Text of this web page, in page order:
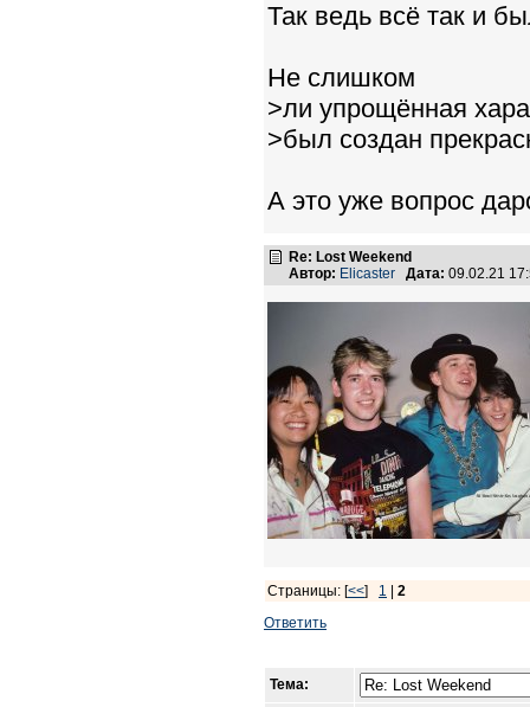
Так ведь всё так и
Не слишком
>ли упрощённая
>был создан
А это уже вопрос
Re: Lost Weekend
Автор: Elicaster Дата: 09.02.21
Страницы: [<<] 1
2
Ответить
Тема: